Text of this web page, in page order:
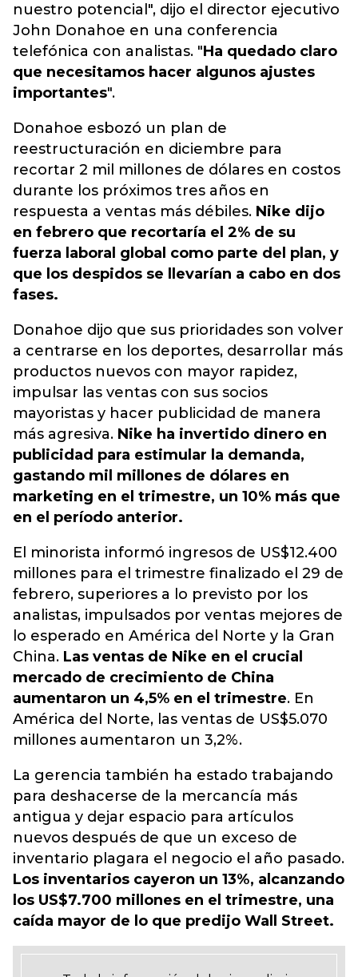
nuestro potencial", dijo el director ejecutivo
John Donahoe en una conferencia
telefónica con analistas. "Ha quedado claro
que necesitamos hacer algunos ajustes
importantes".
Donahoe esbozó un plan de
reestructuración en diciembre para
recortar 2 mil millones de dólares en costos
durante los próximos tres años en
respuesta a ventas más débiles. Nike dijo
en febrero que recortaría el 2% de su
fuerza laboral global como parte del plan, y
que los despidos se llevarían a cabo en dos
fases.
Donahoe dijo que sus prioridades son volver
a centrarse en los deportes, desarrollar más
productos nuevos con mayor rapidez,
impulsar las ventas con sus socios
mayoristas y hacer publicidad de manera
más agresiva. Nike ha invertido dinero en
publicidad para estimular la demanda,
gastando mil millones de dólares en
marketing en el trimestre, un 10% más que
en el período anterior.
El minorista informó ingresos de US$12.400
millones para el trimestre finalizado el 29 de
febrero, superiores a lo previsto por los
analistas, impulsados ​​por ventas mejores de
lo esperado en América del Norte y la Gran
China. Las ventas de Nike en el crucial
mercado de crecimiento de China
aumentaron un 4,5% en el trimestre. En
América del Norte, las ventas de US$5.070
millones aumentaron un 3,2%.
La gerencia también ha estado trabajando
para deshacerse de la mercancía más
antigua y dejar espacio para artículos
nuevos después de que un exceso de
inventario plagara el negocio el año pasado.
Los inventarios cayeron un 13%, alcanzando
los US$7.700 millones en el trimestre, una
caída mayor de lo que predijo Wall Street.